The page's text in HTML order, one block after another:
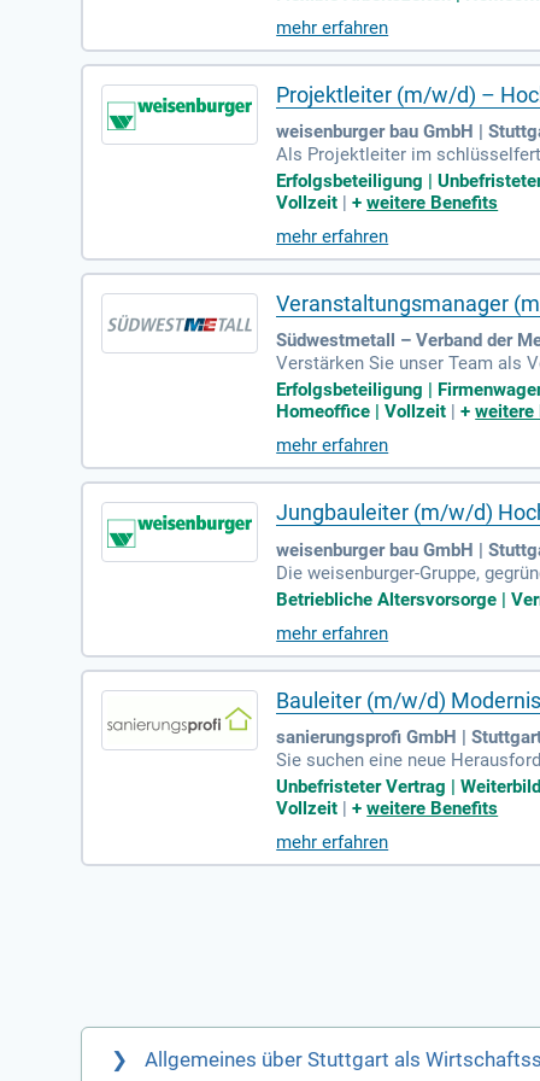
und Betriebseinheiten
Camunda-Plattform sowie die
nd-Services in Java/Spring Boot
mehr erfahren
Projektleiter (m/w/d) –
weisenburger bau GmbH |
Als Projektleiter im
wirtschaftlich und technisch die
hrleistet die Betreuung aller
nstwagen sowie individuelle
ntkompetenzen umfassend
Erfolgsbeteiligung |
Vollzeit |+weitere Benefits
mehr erfahren
Veranstaltungsmanager
Südwestmetall – Verband der
Verstärken Sie unser Team als
tiven Kopf, der strategische
serer Veranstaltungen – vom
und gestalten Sie Events, die
Erfolgsbeteiligung |
Homeoffice | Vollzeit |+weitere
mehr erfahren
Jungbauleiter (m/w/d)
weisenburger bau GmbH |
Die weisenburger-Gruppe,
ne Gesamtleistung von 500
ich realisieren wir mehr als
Bauleitung und gewährleisten
oordination aller Gewerke
Betriebliche Altersvorsorge |
mehr erfahren
Bauleiter (m/w/d)
sanierungsprofi GmbH |
Sie suchen eine neue
ptaufgaben umfassen die
ung. Für diese Position
fördern wir Ihre
orientierte Bauprojekte!
Unbefristeter Vertrag |
Vollzeit |+weitere Benefits
mehr erfahren
Allgemeines über Stuttgart als